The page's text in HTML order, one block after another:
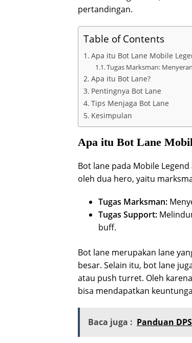
pertandingan.
Table of Contents
Apa itu Bot Lane Mobile
Tugas Marksman:
Apa itu Bot Lane?
Pentingnya Bot Lane
Tips Menjaga Bot Lane
Kesimpulan
Apa itu Bot Lane
Bot lane pada Mobile
oleh dua hero, yaitu
Tugas Marksman:
Tugas Support:
buff.
Bot lane merupakan lane
besar. Selain itu, bot lane
atau push turret. Oleh
bisa mendapatkan
Baca juga : Panduan